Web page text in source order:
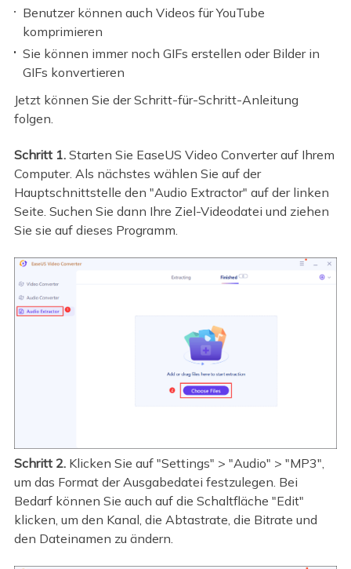
Benutzer können auch Videos für YouTube
komprimieren
Sie können immer noch GIFs erstellen oder Bilder in
GIFs konvertieren
Jetzt können Sie der Schritt-für-Schritt-Anleitung
folgen.
Schritt 1. Starten Sie EaseUS Video Converter auf Ihrem
Computer. Als nächstes wählen Sie auf der
Hauptschnittstelle den "Audio Extractor" auf der linken
Seite. Suchen Sie dann Ihre Ziel-Videodatei und ziehen
Sie sie auf dieses Programm.
Schritt 2. Klicken Sie auf "Settings" > "Audio" > "MP3",
um das Format der Ausgabedatei festzulegen. Bei
Bedarf können Sie auch auf die Schaltfläche "Edit"
klicken, um den Kanal, die Abtastrate, die Bitrate und
den Dateinamen zu ändern.